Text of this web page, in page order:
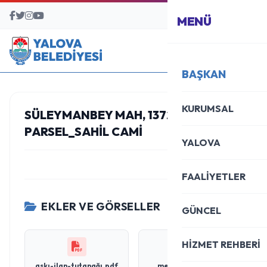
BAŞVURU MERKEZİ
MENÜ
BAŞKAN
KURUMSAL
YALOVA
FAALİYETLER
GÜNCEL
HİZMET REHBERİ
SÜLEYMANBEY MAH, 1372 ADA, 65
PARSEL_SAHIL CAMI
EKLER VE GÖRSELLER